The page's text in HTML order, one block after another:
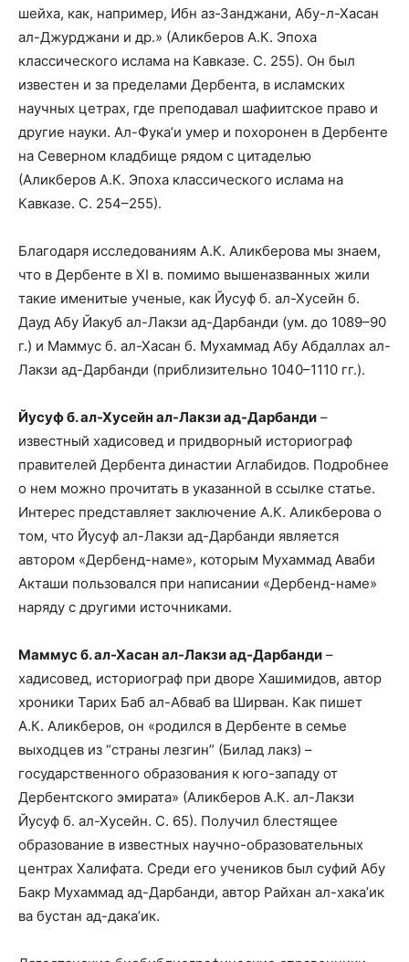
шейха, как, например, Ибн аз-Занджани, Абу-л-Хасан
ал-Джурджани и др.» (Аликберов А.К. Эпоха
классического ислама на Кавказе. С. 255). Он был
известен и за пределами Дербента, в исламских
научных цетрах, где преподавал шафиитское право и
другие науки. Ал-Фука’и умер и похоронен в Дербенте
на Северном кладбище рядом с цитаделью
(Аликберов А.К. Эпоха классического ислама на
Кавказе. С. 254–255).
Благодаря исследованиям А.К. Аликберова мы знаем,
что в Дербенте в ХI в. помимо вышеназванных жили
такие именитые ученые, как Йусуф б. ал-Хусейн б.
Дауд Абу Йакуб ал-Лакзи ад-Дарбанди (ум. до 1089–90
г.) и Маммус б. ал-Хасан б. Мухаммад Абу Абдаллах ал-
Лакзи ад-Дарбанди (приблизительно 1040–1110 гг.).
Йусуф б. ал-Хусейн ал-Лакзи ад-Дарбанди –
известный хадисовед и придворный историограф
правителей Дербента династии Аглабидов. Подробнее
о нем можно прочитать в указанной в ссылке статье.
Интерес представляет заключение А.К. Аликберова о
том, что Йусуф ал-Лакзи ад-Дарбанди является
автором «Дербенд-наме», которым Мухаммад Аваби
Акташи пользовался при написании «Дербенд-наме»
наряду с другими источниками.
Маммус б. ал-Хасан ал-Лакзи ад-Дарбанди –
хадисовед, историограф при дворе Хашимидов, автор
хроники Тарих Баб ал-Абваб ва Ширван. Как пишет
А.К. Аликберов, он «родился в Дербенте в семье
выходцев из “страны лезгин” (Билад лакз) –
государственного образования к юго-западу от
Дербентского эмирата» (Аликберов А.К. ал-Лакзи
Йусуф б. ал-Хусейн. С. 65). Получил блестящее
образование в известных научно-образовательных
центрах Халифата. Среди его учеников был суфий Абу
Бакр Мухаммад ад-Дарбанди, автор Райхан ал-хака’ик
ва бустан ад-дака’ик.